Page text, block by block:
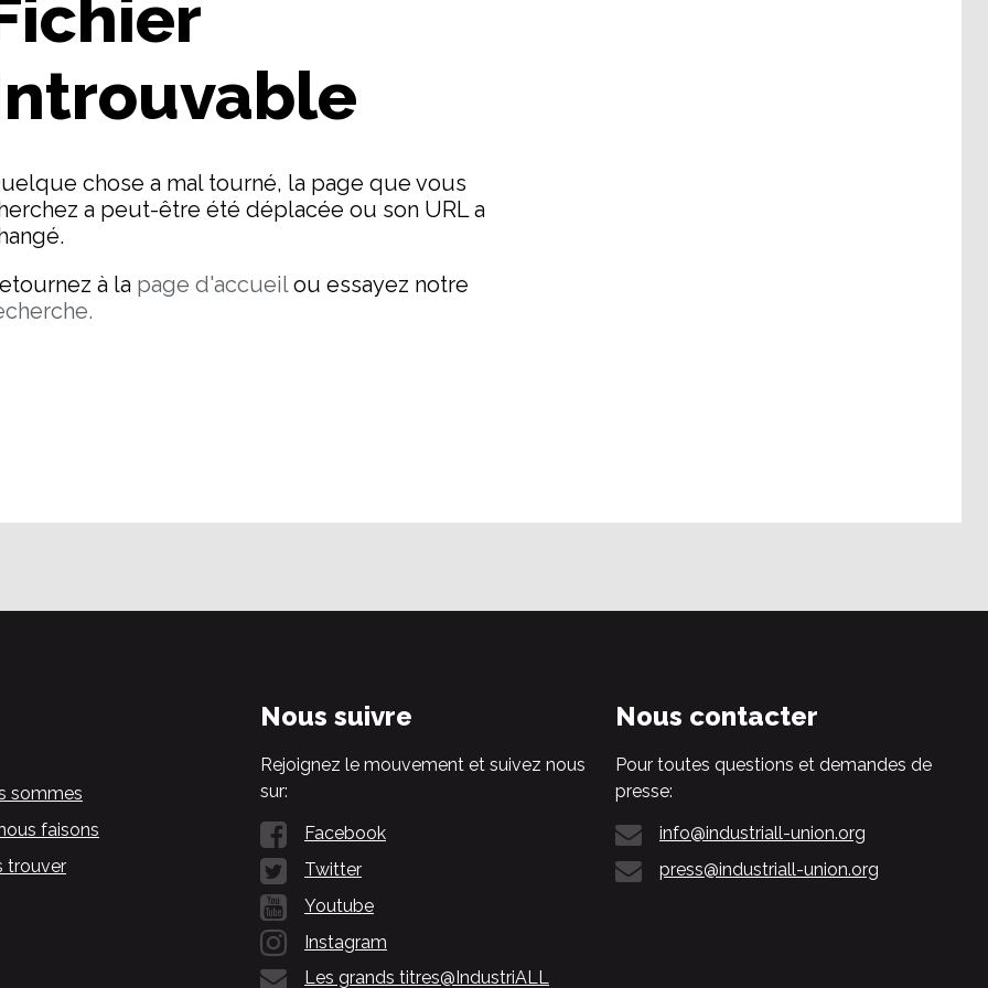
Fichier
chose a mal tourné, la page que vous
a peut-être été déplacée ou son URL a
à la page d'accueilou essayez notre
sommes
faisons
trouver
Nous suivre
Rejoignez le mouvement et suivez nous
sur:
Facebook
Twitter
Youtube
Instagram
Les grands titres@IndustriALL
Nous contacter
Pour toutes questions et demandes de
presse:
info@industriall-union.org
press@industriall-union.org